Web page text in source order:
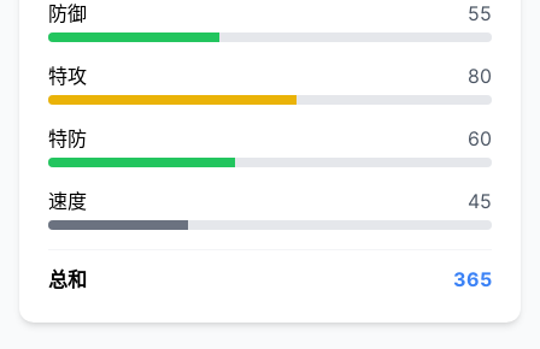
防御 55
特攻 80
特防 60
速度 45
总和 365